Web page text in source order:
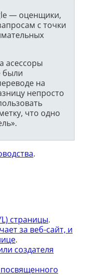
— оценщики,
с точки
асессоры
были
на
непросто
что одно
.
страницы.
за веб-сайт, и
.
создателя